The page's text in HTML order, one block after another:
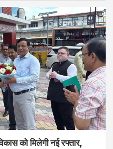
को मिलेगी नई रफ्तार,